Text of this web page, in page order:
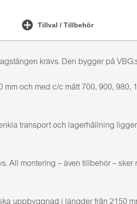
Tillval / Tillbehör
krävs. Den bygger på
och med c/c mått 700, 900, 980,
transport och lagerhållning
All montering – även tillbehör – sker
uppbyggnad i längder från 2150